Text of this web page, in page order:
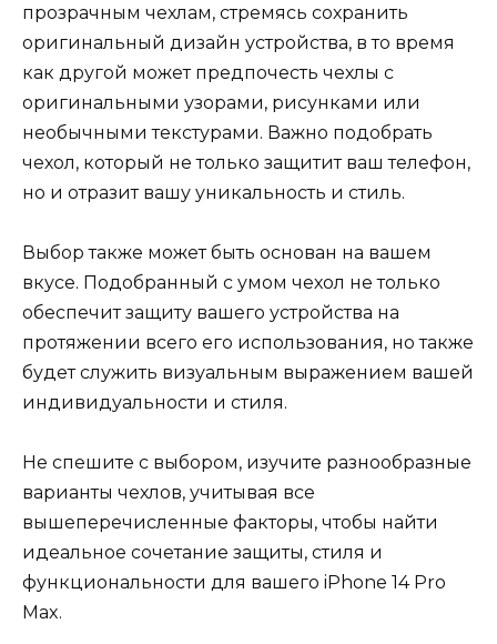
прозрачным чехлам, стремясь сохранить
оригинальный дизайн устройства, в то время
как другой может предпочесть чехлы с
оригинальными узорами, рисунками или
необычными текстурами. Важно подобрать
чехол, который не только защитит ваш телефон,
но и отразит вашу уникальность и стиль.
Выбор также может быть основан на вашем
вкусе. Подобранный с умом чехол не только
обеспечит защиту вашего устройства на
протяжении всего его использования, но также
будет служить визуальным выражением вашей
индивидуальности и стиля.
Не спешите с выбором, изучите разнообразные
варианты чехлов, учитывая все
вышеперечисленные факторы, чтобы найти
идеальное сочетание защиты, стиля и
функциональности для вашего iPhone 14 Pro
Max.